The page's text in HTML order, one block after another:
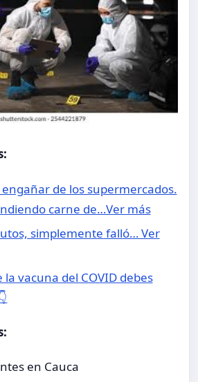
de los supermercados.
carne de…Ver más
simplemente falló… Ver
la vacuna del COVID debes
en Cauca